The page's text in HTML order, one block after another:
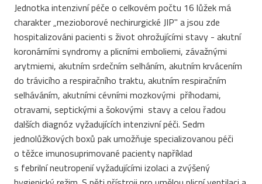
Jednotka intenzivní péče o celkovém počtu 16 lůžek má
charakter „mezioborové nechirurgické JIP" a jsou zde
hospitalizováni pacienti s život ohrožujícími stavy - akutní
koronárními syndromy a plicními emboliemi, závažnými
arytmiemi, akutním srdečním selháním, akutním krvácením
do trávicího a respiračního traktu, akutním respiračním
selháváním, akutními cévními mozkovými příhodami,
otravami, septickými a šokovými stavy a celou řadou
dalších diagnóz vyžadujících intenzivní péči. Sedm
jednolůžkových boxů pak umožňuje specializovanou péči
o těžce imunosuprimované pacienty například
s febrilní neutropenií vyžadujícími izolaci a zvýšený